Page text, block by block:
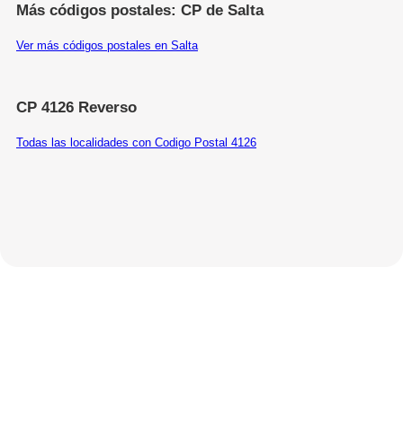
Más códigos postales: CP de Salta
Ver más códigos postales en Salta
CP 4126 Reverso
Todas las localidades con Codigo Postal 4126